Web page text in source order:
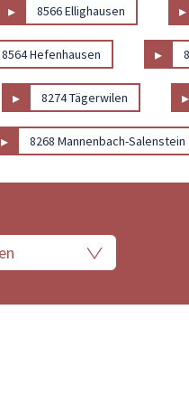
▸ 8566 Ellighausen ▸
8564 Hefenhausen ▸
▸ 8274 Tägerwilen ▸
▸ 8268 Mannenbach-Salenstein